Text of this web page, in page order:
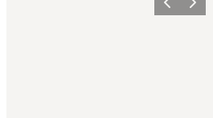
ForrigeNæste